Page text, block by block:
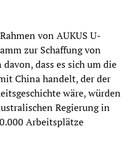
von AUKUS U-
zur Schaffung von
dass es sich um die
China handelt, der der
wäre, würden
Regierung in
Arbeitsplätze